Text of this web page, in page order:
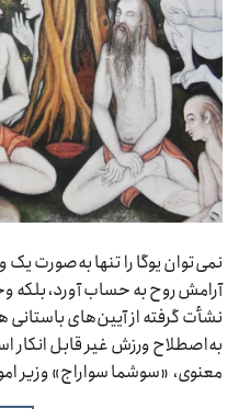
نمی‌توان یوگا را تنها
آرامش روح به حساب آورد، بلکه
نشأت گرفته از آیین‌های باستانی
به‌اصطلاح ورزش غیر قابل
معنوی، «سوشما سواراج» وزیر